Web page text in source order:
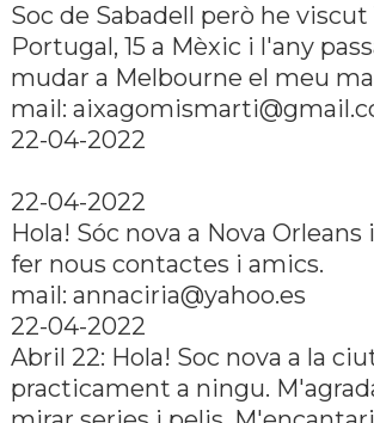
Soc de Sabadell però he viscut
Portugal, 15 a Mèxic i l'any
mudar a Melbourne el meu
mail:
22-04-2022
22-04-2022
Hola! Sóc nova a Nova
fer nous contactes i amics.
mail: annaciria@yahoo.es
22-04-2022
Abril 22: Hola! Soc nova a la
practicament a ningu.